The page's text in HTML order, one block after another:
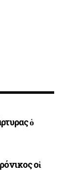
ὁ
οἱ